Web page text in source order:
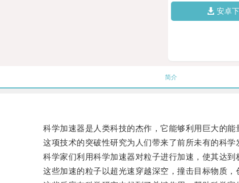
安卓
简介
科学加速器是人类科技的杰作，它能够利用巨大的能
这项技术的突破性研究为人们带来了前所未有的科学
科学家们利用科学加速器对粒子进行加速，使其达到
这些加速的粒子以超光速穿越深空，撞击目标物质，